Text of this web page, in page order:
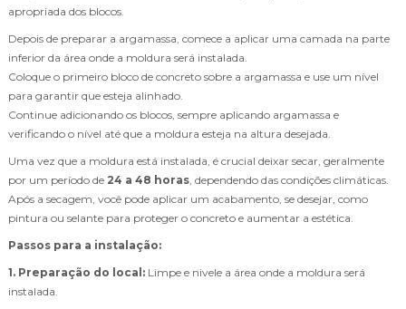
apropriada dos blocos.
Depois de preparar a argamassa, comece a aplicar uma camada na parte
inferior da área onde a moldura será instalada.
Coloque o primeiro bloco de concreto sobre a argamassa e use um nível
para garantir que esteja alinhado.
Continue adicionando os blocos, sempre aplicando argamassa e
verificando o nível até que a moldura esteja na altura desejada.
Uma vez que a moldura está instalada, é crucial deixar secar, geralmente
por um período de 24 a 48 horas , dependendo das condições climáticas.
Após a secagem, você pode aplicar um acabamento, se desejar, como
pintura ou selante para proteger o concreto e aumentar a estética.
Passos para a instalação:
1. Preparação do local: Limpe e nivele a área onde a moldura será
instalada.